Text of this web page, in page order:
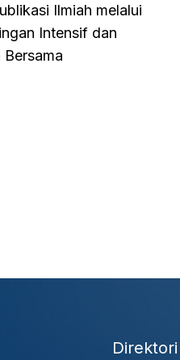
Ilmiah melalui
Intensif dan
Bersama
Direktori